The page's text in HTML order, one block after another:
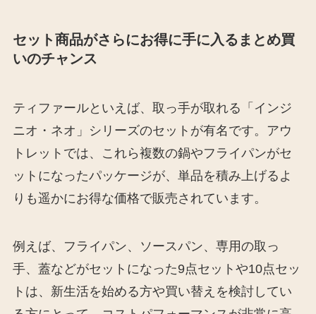
セット商品がさらにお得に手に入るまとめ買
いのチャンス
ティファールといえば、取っ手が取れる「インジ
ニオ・ネオ」シリーズのセットが有名です。アウ
トレットでは、これら複数の鍋やフライパンがセ
ットになったパッケージが、単品を積み上げるよ
りも遥かにお得な価格で販売されています。
例えば、フライパン、ソースパン、専用の取っ
手、蓋などがセットになった9点セットや10点セッ
トは、新生活を始める方や買い替えを検討してい